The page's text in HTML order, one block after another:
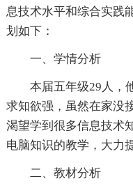
息技术水平和综合实践
划如下：
一、学情分析
本届五年级29人，
求知欲强，虽然在家没
渴望学到很多信息技术
电脑知识的教学，大力
二、教材分析